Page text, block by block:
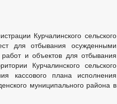
Курчалинского сельского
для отбывания осужденными
и объектов для отбывания
Курчалинского сельского
кассового плана исполнения
муниципального района в